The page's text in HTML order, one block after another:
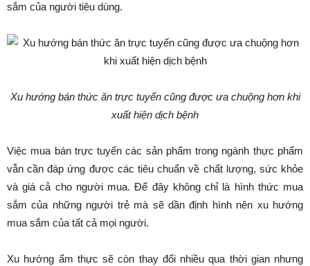
sắm của người tiêu dùng.
Xu hướng bán thức ăn trực tuyến cũng được ưa chuộng hơn khi
xuất hiện dịch bệnh
Việc mua bán trực tuyến các sản phẩm trong ngành thực phẩm
vẫn cần đáp ứng được các tiêu chuẩn về chất lượng, sức khỏe
và giá cả cho người mua. Để đây không chỉ là hình thức mua
sắm của những người trẻ mà sẽ dần định hình nên xu hướng
mua sắm của tất cả mọi người.
Xu hướng ẩm thực sẽ còn thay đổi nhiều qua thời gian nhưng